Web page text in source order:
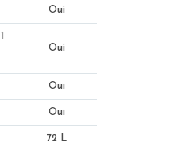
Oui
Oui
Oui
Oui
72 L